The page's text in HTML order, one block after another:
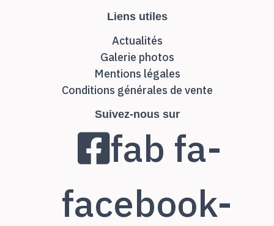
Liens utiles
Actualités
Galerie photos
Mentions légales
Conditions générales de vente
Suivez-nous sur
fab fa-
facebook-